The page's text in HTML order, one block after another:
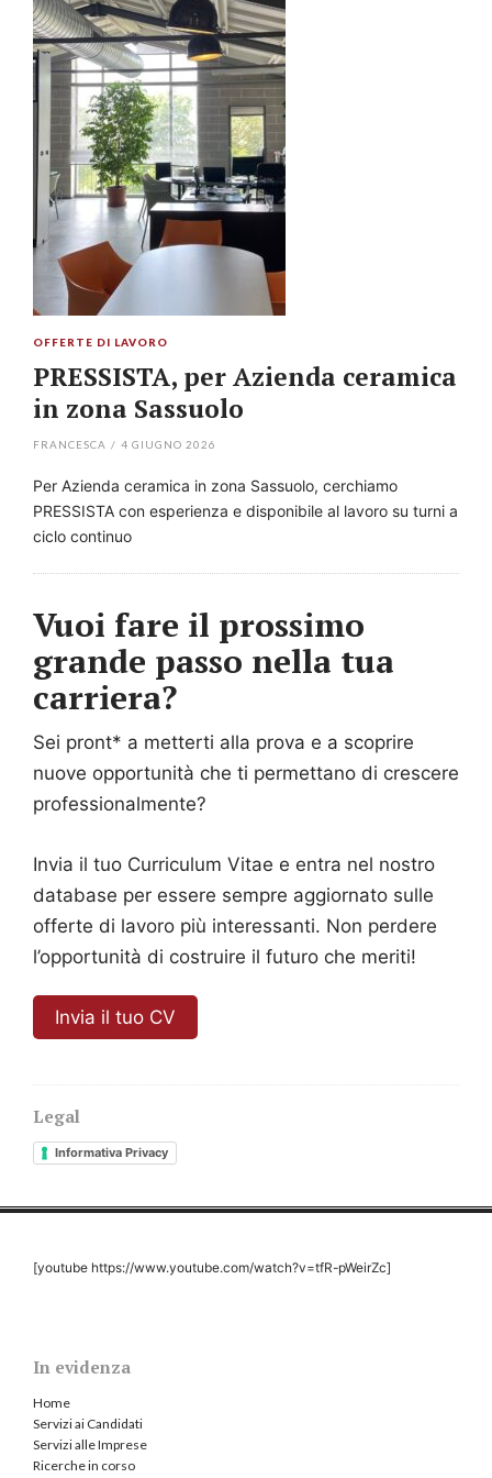
OFFERTE DI LAVORO
PRESSISTA, per Azienda ceramica
in zona Sassuolo
FRANCESCA / 4 GIUGNO 2026
Per Azienda ceramica in zona Sassuolo, cerchiamo
PRESSISTA con esperienza e disponibile al lavoro su turni a
ciclo continuo
Vuoi fare il prossimo
grande passo nella tua
carriera?
Sei pront* a metterti alla prova e a scoprire
nuove opportunità che ti permettano di crescere
professionalmente?
Invia il tuo Curriculum Vitae e entra nel nostro
database per essere sempre aggiornato sulle
offerte di lavoro più interessanti. Non perdere
l’opportunità di costruire il futuro che meriti!
Invia il tuo CV
Legal
Informativa Privacy
[youtube https://www.youtube.com/watch?v=tfR-pWeirZc]
In evidenza
Home
Servizi ai Candidati
Servizi alle Imprese
Ricerche in corso